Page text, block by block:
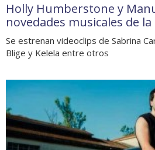
Holly Humberstone y
novedades musicales de
Se estrenan videoclips de Sabrina
Blige y Kelela entre otros